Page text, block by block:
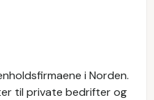
i Norden.
til private bedrifter og